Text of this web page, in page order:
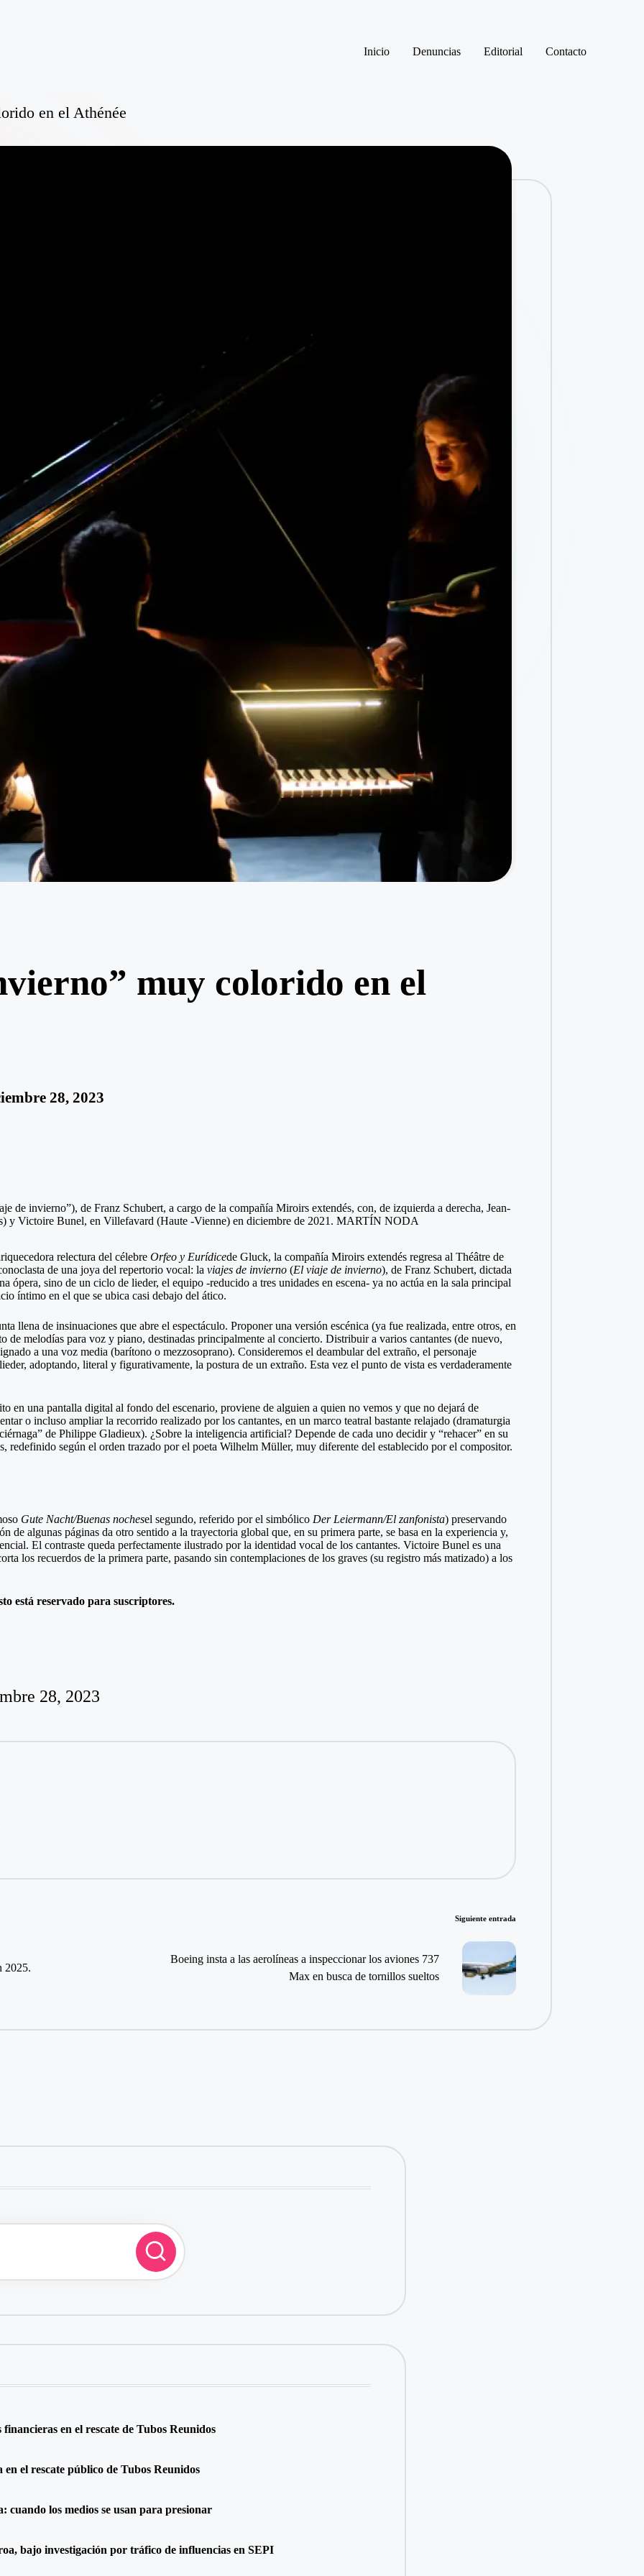
Inicio Denuncias Editorial Contacto
en el Athénée
muy colorido en el
28, 2023
de invierno”), de Franz Schubert, a cargo de la compañía Miroirs extendés, con, de izquierda a derecha, Jean-
y Victoire Bunel, en Villefavard (Haute -Vienne) en diciembre de 2021. MARTÍN NODA
relectura del célebre Orfeo y Eurídicede Gluck, la compañía Miroirs extendés regresa al Théâtre de
de una joya del repertorio vocal: la viajes de invierno(El viaje de invierno), de Franz Schubert, dictada
ópera, sino de un ciclo de lieder, el equipo -reducido a tres unidades en escena- ya no actúa en la sala principal
íntimo en el que se ubica casi debajo del ático.
llena de insinuaciones que abre el espectáculo. Proponer una versión escénica (ya fue realizada, entre otros, en
de melodías para voz y piano, destinadas principalmente al concierto. Distribuir a varios cantantes (de nuevo,
a una voz media (barítono o mezzosoprano). Consideremos el deambular del extraño, el personaje
adoptando, literal y figurativamente, la postura de un extraño. Esta vez el punto de vista es verdaderamente
en una pantalla digital al fondo del escenario, proviene de alguien a quien no vemos y que no dejará de
o incluso ampliar la recorrido realizado por los cantantes, en un marco teatral bastante relajado (dramaturgia
de Philippe Gladieux). ¿Sobre la inteligencia artificial? Depende de cada uno decidir y “rehacer” en su
redefinido según el orden trazado por el poeta Wilhelm Müller, muy diferente del establecido por el compositor.
Gute Nacht/Buenas nochesel segundo, referido por el simbólico Der Leiermann/El zanfonista) preservando
de algunas páginas da otro sentido a la trayectoria global que, en su primera parte, se basa en la experiencia y,
El contraste queda perfectamente ilustrado por la identidad vocal de los cantantes. Victoire Bunel es una
los recuerdos de la primera parte, pasando sin contemplaciones de los graves (su registro más matizado) a los
está reservado para suscriptores.
28, 2023
2025.
Siguiente entrada
Boeing insta a las aerolíneas a inspeccionar los aviones 737
Max en busca de tornillos sueltos
en el rescate de Tubos Reunidos
el rescate público de Tubos Reunidos
los medios se usan para presionar
bajo investigación por tráfico de influencias en SEPI